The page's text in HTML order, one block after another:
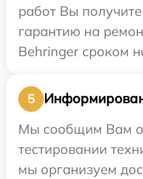
работ Вы
гарантию на
Behringer сроком
5
Мы сообщим Вам
тестировании
мы организуем